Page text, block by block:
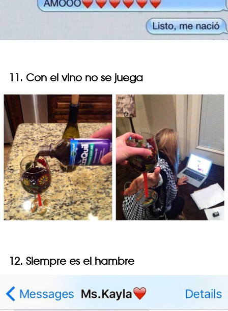
11. Con el vino no se juega
12. Siempre es el hambre